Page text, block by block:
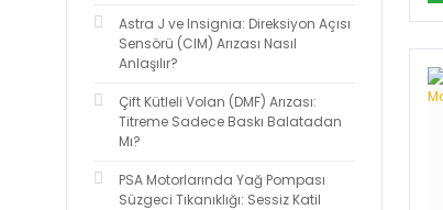
BGA (1)
Doctor (1)
EUROREPAR (1)
Ferodo (1)
Astra J ve Insignia: Direksiyon Açısı
Sensörü (CIM) Arızası Nasıl
Anlaşılır?
Çift Kütleli Volan (DMF) Arızası:
Titreme Sadece Baskı Balatadan
Mı?
PSA Motorlarında Yağ Pompası
Süzgeci Tıkanıklığı: Sessiz Katil